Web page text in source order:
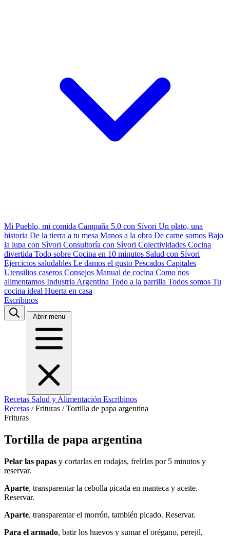
Mi Pueblo, mi comida Campaña 5.0 con Sívori Un plato, una
historia De la tierra a tu mesa Manos a la obra De carne somos Bajo
la lupa con Sívori Consultoría con Sívori Colectividades Cocina
divertida Todo sobre Cocina en 10 minutos Salud con Sívori
Ejercicios saludables Le damos el gusto Pescados Capitales
Utensilios caseros Consejos Manual de cocina Como nos
alimentamos Industria Argentina Todo a la parrilla Todos somos Tu
cocina ideal Huerta en casa
Escribinos
Abrir menu
Recetas Salud y Alimentación Escribinos
Recetas / Frituras / Tortilla de papa argentina
Frituras
Tortilla de papa argentina
Pelar las papas y cortarlas en rodajas, freírlas por 5 minutos y
reservar.
Aparte, transparentar la cebolla picada en manteca y aceite.
Reservar.
Aparte, transparentar el morrón, también picado. Reservar.
Para el armado, batir los huevos y sumar el orégano, perejil,